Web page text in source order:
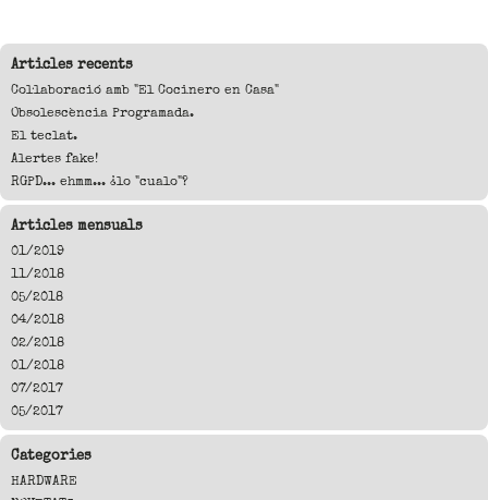
Articles recents
Col·laboració amb "El Cocinero en Casa"
Obsolescència Programada.
El teclat.
Alertes fake!
RGPD... ehmm... ¿lo "cualo"?
Articles mensuals
01/2019
11/2018
05/2018
04/2018
02/2018
01/2018
07/2017
05/2017
Categories
HARDWARE